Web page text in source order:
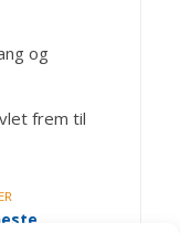
og
frem til